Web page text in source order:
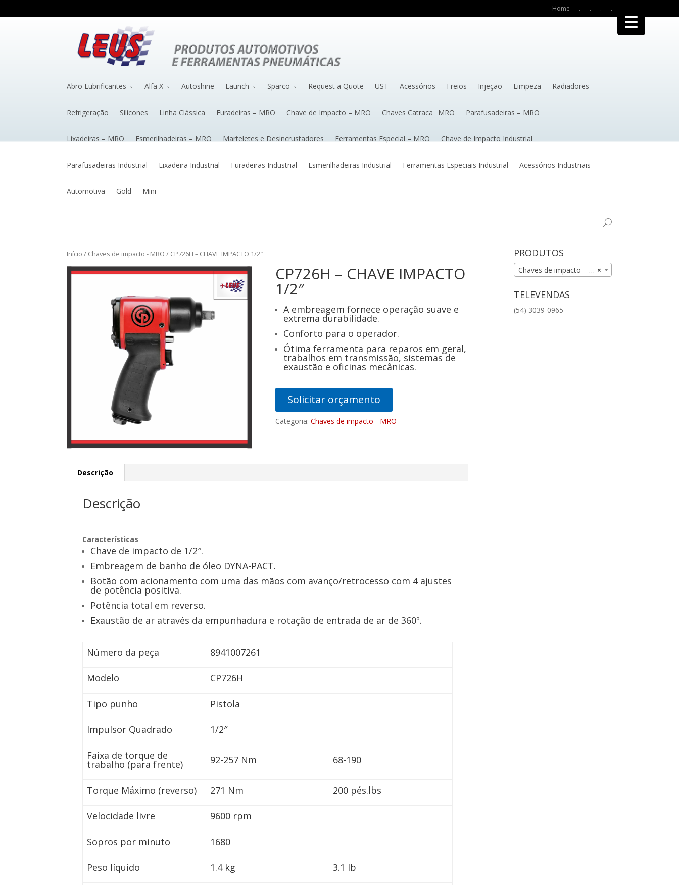
Home . . . .
Abro Lubrificantes Alfa X Autoshine Launch Sparco Request a Quote UST Acessórios Freios Injeção Limpeza Radiadores
Refrigeração Silicones Linha Clássica Furadeiras – MRO Chave de Impacto – MRO Chaves Catraca _MRO Parafusadeiras – MRO
Lixadeiras – MRO Esmerilhadeiras – MRO Marteletes e Desincrustadores Ferramentas Especial – MRO Chave de Impacto Industrial
Parafusadeiras Industrial Lixadeira Industrial Furadeiras Industrial Esmerilhadeiras Industrial Ferramentas Especiais Industrial Acessórios Industriais
Automotiva Gold Mini
Início / Chaves de impacto - MRO / CP726H – CHAVE IMPACTO 1/2″
CP726H – CHAVE IMPACTO
1/2″
A embreagem fornece operação suave e
extrema durabilidade.
Conforto para o operador.
Ótima ferramenta para reparos em geral,
trabalhos em transmissão, sistemas de
exaustão e oficinas mecânicas.
Solicitar orçamento
Categoria:Chaves de impacto - MRO
Descrição
Descrição
Características
Chave de impacto de 1/2″.
Embreagem de banho de óleo DYNA-PACT.
Botão com acionamento com uma das mãos com avanço/retrocesso com 4 ajustes
de potência positiva.
Potência total em reverso.
Exaustão de ar através da empunhadura e rotação de entrada de ar de 360º.
Número da peça 8941007261
Modelo CP726H
Tipo punho Pistola
Impulsor Quadrado 1/2″
Faixa de torque de
trabalho (para frente) 92-257 Nm 68-190
Torque Máximo (reverso) 271 Nm 200 pés.lbs
Velocidade livre 9600 rpm
Sopros por minuto 1680
Peso líquido 1.4 kg 3.1 lb
PRODUTOS
×
Chaves de impacto – MRO (43)
TELEVENDAS
(54) 3039-0965